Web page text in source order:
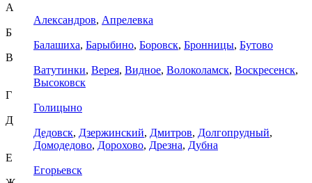
А
Александров, Апрелевка
Б
Балашиха, Барыбино, Боровск, Бронницы, Бутово
В
Ватутинки, Верея, Видное, Волоколамск, Воскресенск,
Высоковск
Г
Голицыно
Д
Дедовск, Дзержинский, Дмитров, Долгопрудный,
Домодедово, Дорохово, Дрезна, Дубна
Е
Егорьевск